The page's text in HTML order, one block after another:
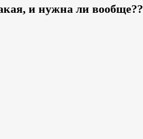
и нужна ли вообще??